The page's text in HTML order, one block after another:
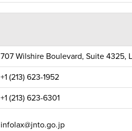
707 Wilshire Boulevard, Suite 4325,
+1 (213) 623-1952
+1 (213) 623-6301
infolax@jnto.go.jp